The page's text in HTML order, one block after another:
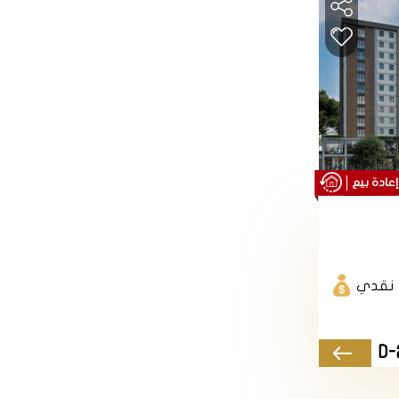
بحيث يبلغ عدد الشقق
إعادة بيع
نقدي